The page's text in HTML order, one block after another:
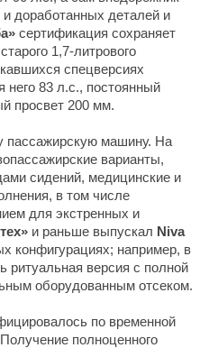
доработанных деталей и
сертификация сохраняет
1,7-литрового
спецверсиях
него 83 л.с., постоянный
просвет 200 мм.
пассажирскую машину. На
варианты,
сидений, медицинские и
в том числе
для экстренных и
и раньше выпускал Niva
конфигурациях; например, в
ритуальная версия с полной
оборудованным отсеком.
по временной
полноценного